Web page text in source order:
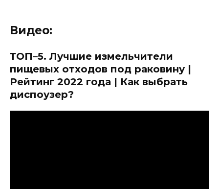
Видео:
ТОП–5. Лучшие измельчители
пищевых отходов под раковину |
Рейтинг 2022 года | Как выбрать
диспоузер?